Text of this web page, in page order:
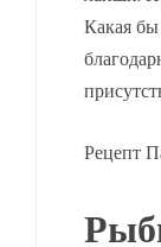
Какая
Рецепт